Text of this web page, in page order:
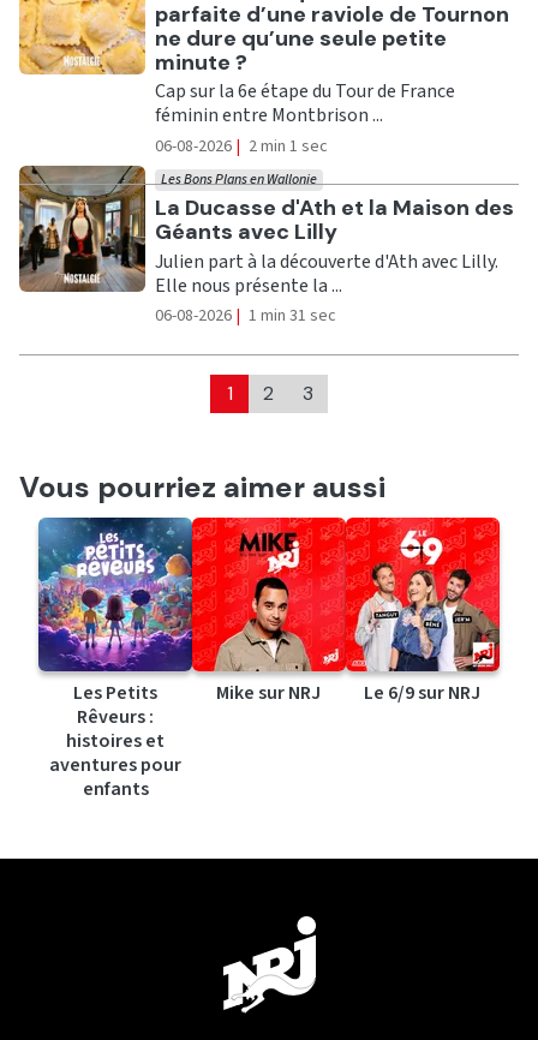
parfaite d’une raviole de Tournon
ne dure qu’une seule petite
minute ?
Cap sur la 6e étape du Tour de France
féminin entre Montbrison ...
06-08-2026 | 2 min 1 sec
Ecouter
La Ducasse d'Ath et la Maison des
Géants avec Lilly
Les Bons Plans en Wallonie
Julien part à la découverte d'Ath avec Lilly.
Elle nous présente la ...
06-08-2026 | 1 min 31 sec
1 2 3
Vous pourriez aimer aussi
Les Petits
Rêveurs :
histoires et
aventures pour
enfants
Mike sur NRJ Le 6/9 sur NRJ